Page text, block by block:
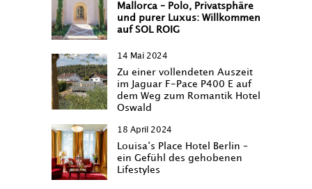
Mallorca – Polo, Privatsphäre
und purer Luxus: Willkommen
auf SOL ROIG
14 Mai 2024
Zu einer vollendeten Auszeit
im Jaguar F-Pace P400 E auf
dem Weg zum Romantik Hotel
Oswald
18 April 2024
Louisa‘s Place Hotel Berlin –
ein Gefühl des gehobenen
Lifestyles